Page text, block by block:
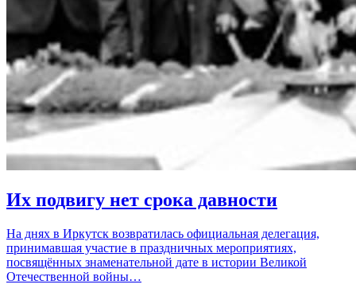
Их подвигу нет срока давности
На днях в Иркутск возвратилась официальная делегация,
принимавшая участие в праздничных мероприятиях,
посвящённых знаменательной дате в истории Великой
Отечественной войны…